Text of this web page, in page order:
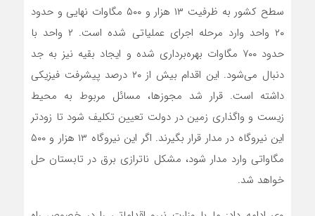
سطح کشور به ظرفیت ۱۳ هزار و ۵۰۰ مگاوات نهایی و حدود
۲۰ واحد وارد مرحله اجرای‌ عملیاتی شده است. ۲ واحد با
حدود ۷۰۰ مگاوات بهره‌برداری شده و ایجاد بقیه نیز به جد
دنبال می‌شود. این اقدام بیش از ۲۰ درصد پیشرفت فیزیکی
داشته است. قرار شد مجوزها، مسائل مربوط به محیط
زیست و واگذاری زمین در دولت تعیین تکلیف شود تا زودتر
این نیروگاه در مدار قرار بگیرند. اگر این نیروگاه ۱۳ هزار و ۵۰۰
مگاواتی وارد مدار شود، مشکل ناترازی برق در تابستان حل
خواهد شد.